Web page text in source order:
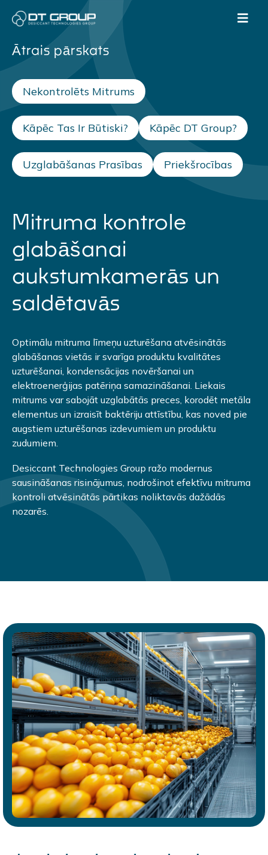
Ātrais pārskats
Nekontrolēts Mitrums
Kāpēc Tas Ir Būtiski? Kāpēc DT Group?
Uzglabāšanas Prasības Priekšrocības
Mitruma kontrole
glabāšanai
aukstumkamerās un
saldētavās
Optimālu mitruma līmeņu uzturēšana atvēsinātās
glabāšanas vietās ir svarīga produktu kvalitātes
uzturēšanai, kondensācijas novēršanai un
elektroenerģijas patēriņa samazināšanai. Liekais
mitrums var sabojāt uzglabātās preces, korodēt metāla
elementus un izraisīt baktēriju attīstību, kas noved pie
augstiem uzturēšanas izdevumiem un produktu
zudumiem.
Desiccant Technologies Group ražo modernus
sausināšanas risinājumus, nodrošinot efektīvu mitruma
kontroli atvēsinātās pārtikas noliktavās dažādās
nozarēs.